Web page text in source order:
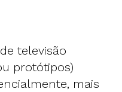
televisão
protótipos)
mais